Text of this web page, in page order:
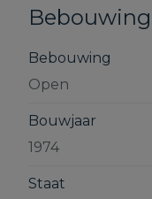
Bebouwing
Bebouwing
Open
Bouwjaar
1974
Staat